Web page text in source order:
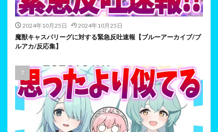
2024年10月25日 2024年10月25日
魔獣キャスパリーグに対する緊急反吐速報【ブルーアーカイブ/ブ
ルアカ/反応集】